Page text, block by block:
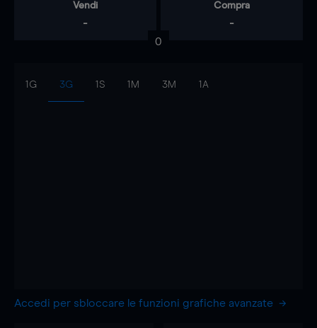
Vendi
-
Compra
-
0
1G 3G 1S 1M 3M 1A
Accedi per sbloccare le funzioni grafiche avanzate